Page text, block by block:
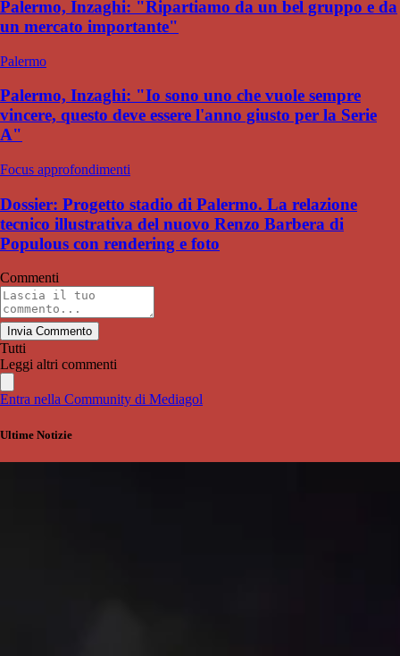
Palermo, Inzaghi: "Ripartiamo da un bel gruppo e da
un mercato importante"
Palermo
Palermo, Inzaghi: "Io sono uno che vuole sempre
vincere, questo deve essere l'anno giusto per la Serie
A"
Focus approfondimenti
Dossier: Progetto stadio di Palermo. La relazione
tecnico illustrativa del nuovo Renzo Barbera di
Populous con rendering e foto
Commenti
Invia Commento
Tutti
Leggi altri commenti
Entra nella Community di Mediagol
Ultime Notizie